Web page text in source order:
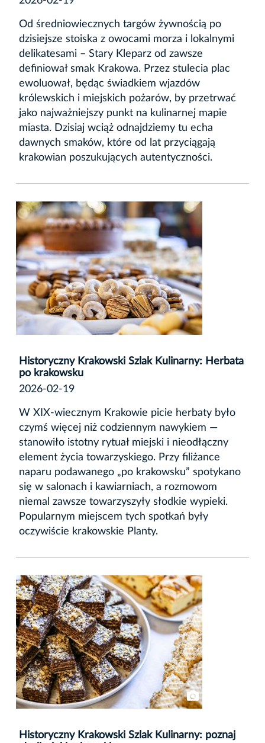
Od średniowiecznych targów żywnością po
dzisiejsze stoiska z owocami morza i lokalnymi
delikatesami – Stary Kleparz od zawsze
definiował smak Krakowa. Przez stulecia plac
ewoluował, będąc świadkiem wjazdów
królewskich i miejskich pożarów, by przetrwać
jako najważniejszy punkt na kulinarnej mapie
miasta. Dzisiaj wciąż odnajdziemy tu echa
dawnych smaków, które od lat przyciągają
krakowian poszukujących autentyczności.
Historyczny Krakowski Szlak Kulinarny: Herbata
po krakowsku
2026-02-19
W XIX-wiecznym Krakowie picie herbaty było
czymś więcej niż codziennym nawykiem —
stanowiło istotny rytuał miejski i nieodłączny
element życia towarzyskiego. Przy filiżance
naparu podawanego „po krakowsku” spotykano
się w salonach i kawiarniach, a rozmowom
niemal zawsze towarzyszyły słodkie wypieki.
Popularnym miejscem tych spotkań były
oczywiście krakowskie Planty.
Historyczny Krakowski Szlak Kulinarny: poznaj